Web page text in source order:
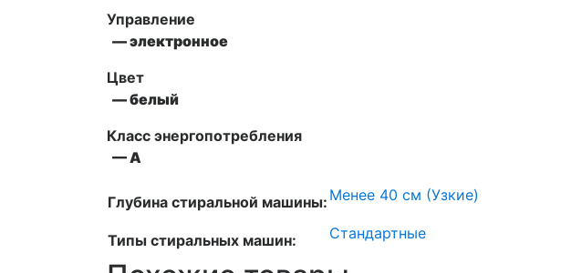
Управление
— электронное
Цвет
— белый
Класс энергопотребления
— А
Глубина стиральной машины: Менее 40 см (Узкие)
Типы стиральных машин: Стандартные